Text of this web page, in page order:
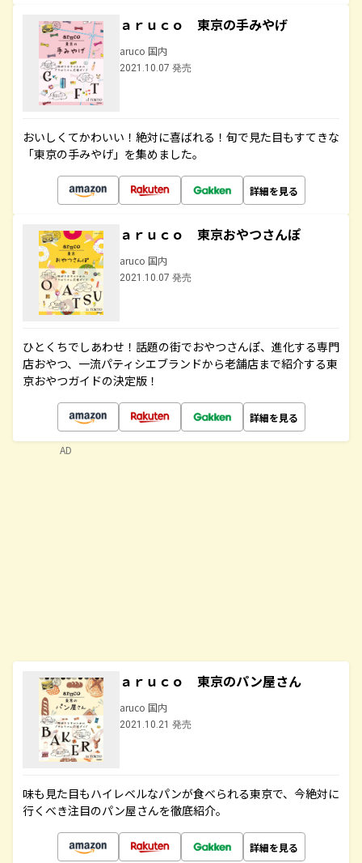
ａｒｕｃｏ 東京の手みやげ
aruco 国内
2021.10.07 発売
おいしくてかわいい！絶対に喜ばれる！旬で見た目もすてきな
「東京の手みやげ」を集めました。
詳細を見る
ａｒｕｃｏ 東京おやつさんぽ
aruco 国内
2021.10.07 発売
ひとくちでしあわせ！話題の街でおやつさんぽ、進化する専門
店おやつ、一流パティシエブランドから老舗店まで紹介する東
京おやつガイドの決定版！
詳細を見る
ａｒｕｃｏ 東京のパン屋さん
aruco 国内
2021.10.21 発売
味も見た目もハイレベルなパンが食べられる東京で、今絶対に
行くべき注目のパン屋さんを徹底紹介。
詳細を見る
AD